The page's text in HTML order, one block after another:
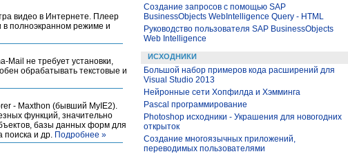
видео в Интернете. Плеер
в полноэкранном режиме и
не требует установки,
обрабатывать текстовые и
- Maxthon (бывший MyIE2).
функций, значительно
базы данных форм для
поиска и др. Подробнее »
Создание запросов с помощью SAP
BusinessObjects WebIntelligence Query - HTML
Руководство пользователя SAP BusinessObjects
Web Intelligence
ИСХОДНИКИ
Большой набор примеров кода расширений для
Visual Studio 2013
Нейронные сети Хопфилда и Хэмминга
Pascal программирование
Photoshop исходники - Украшения для новогодних
открыток
Создание многоязычных приложений,
переводимых пользователями